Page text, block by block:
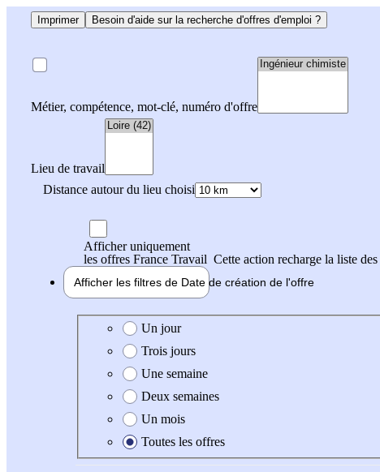
Imprimer Besoin d'aide sur la recherche d'offres d'emploi ?
Métier, compétence, mot-clé, numéro d'offre
Lieu de travail
Distance autour du lieu choisi
Afficher uniquement
les offres France Travail Cette action recharge la liste
Afficher les filtres de Date de création de l'offre
Date de création de l'offre
Un jour
Trois jours
Une semaine
Deux semaines
Un mois
Toutes les offres